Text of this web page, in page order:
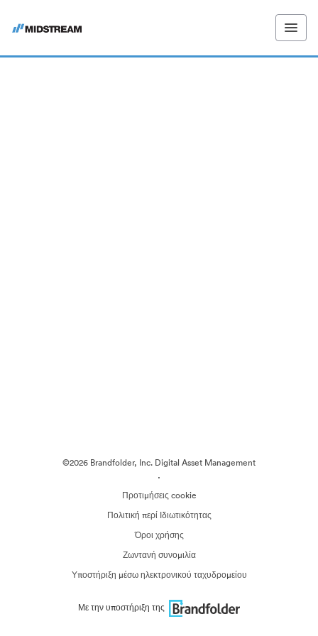
©2026 Brandfolder, Inc. Digital Asset Management
·
Προτιμήσεις cookie
Πολιτική περί Ιδιωτικότητας
Όροι χρήσης
Ζωντανή συνομιλία
Υποστήριξη μέσω ηλεκτρονικού ταχυδρομείου
Με την υποστήριξη της